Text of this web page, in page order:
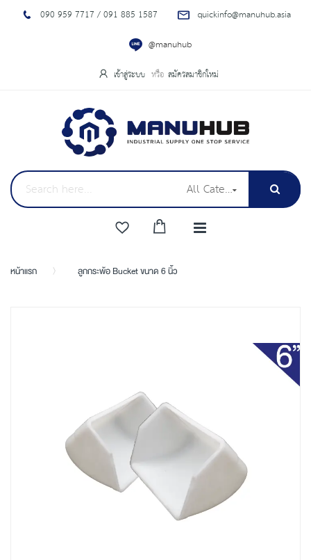
090 959 7717 / 091 885 1587
quickinfo@manuhub.asia
@manuhub
เข้าสู่ระบบ สมัครสมาชิกใหม่
All Categories
หน้าแรก ลูกกระพ้อ Bucket ขนาด 6 นิ้ว
images
gallery